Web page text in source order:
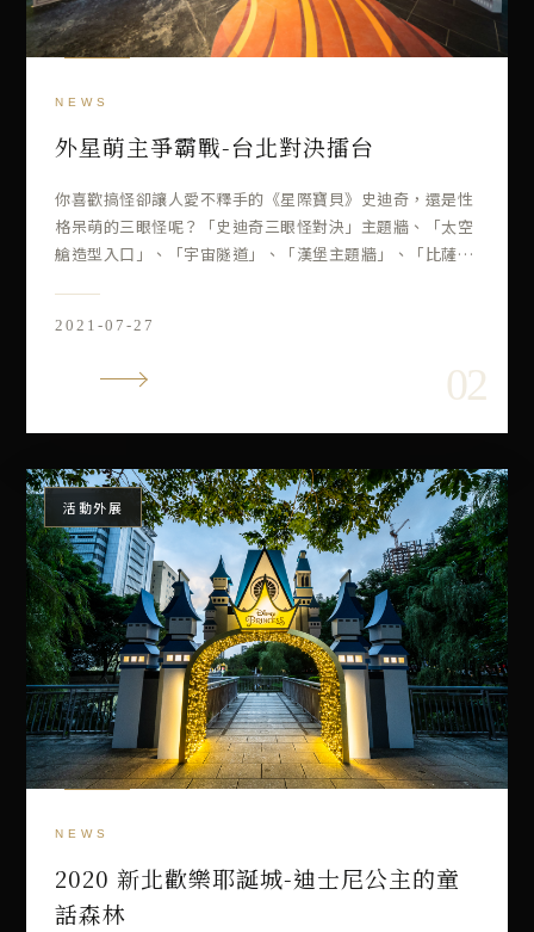
外星萌主爭霸戰-台北對決擂台
你喜歡搞怪卻讓人愛不釋手的《星際寶貝》史迪奇，還是性
格呆萌的三眼怪呢？「史迪奇三眼怪對決」主題牆、「太空
艙造型入口」、「宇宙隧道」、「漢堡主題牆」、「比薩星
2021-07-27
VIEW
活動外展
2020 新北歡樂耶誕城-迪士尼公主的童
話森林